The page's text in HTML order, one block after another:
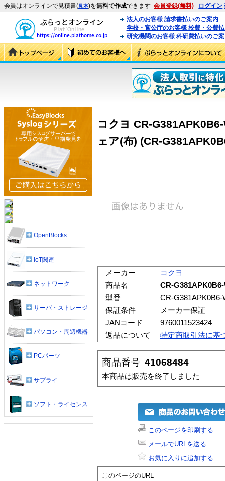
会員はオンラインで見積書(見本)を無料で作成できます 会員登録(無料) ログイン
法人のお客様 請求書払いのご案内
学校・官公庁のお客様 校費・公費
研究機関のお客様 科研費払いのご
コクヨ CR-
ェア(布) (CR-
メーカー
コクヨ
商品名
CR-
型番
CR-G381APK0B6-
保証条件
メーカー保証
JANコード
9760011523424
返品について
特定商取引法に基
商品番号 41068484
本商品は販売を終了しました
このページを印刷する
メールでURLを送る
お気に入りに追加する
このページのURL
OpenBlocks
IoT関連
ネットワーク
サーバ・ストレージ
パソコン・周辺機器
PCパーツ
サプライ
ソフト・ライセンス